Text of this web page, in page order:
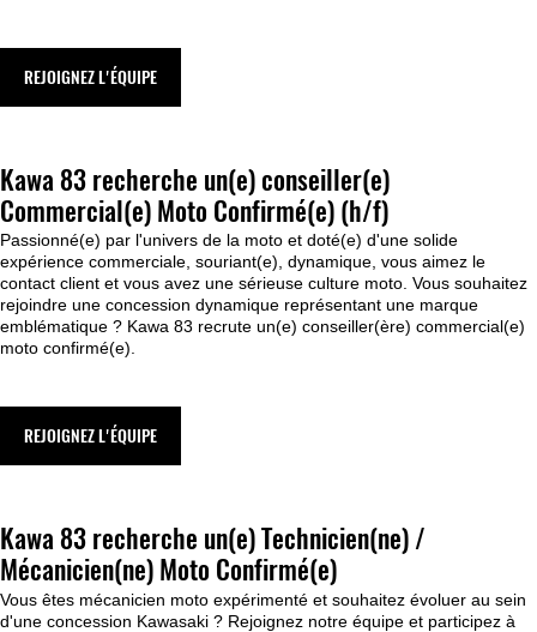
REJOIGNEZ L'ÉQUIPE
Kawa 83 recherche un(e) conseiller(e)
Commercial(e) Moto Confirmé(e) (h/f)
Passionné(e) par l'univers de la moto et doté(e) d'une solide
expérience commerciale, souriant(e), dynamique, vous aimez le
contact client et vous avez une sérieuse culture moto. Vous souhaitez
rejoindre une concession dynamique représentant une marque
emblématique ? Kawa 83 recrute un(e) conseiller(ère) commercial(e)
moto confirmé(e).
REJOIGNEZ L'ÉQUIPE
Kawa 83 recherche un(e) Technicien(ne) /
Mécanicien(ne) Moto Confirmé(e)
Vous êtes mécanicien moto expérimenté et souhaitez évoluer au sein
d'une concession Kawasaki ? Rejoignez notre équipe et participez à